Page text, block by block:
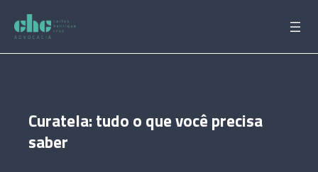
para
conteúdo
Curatela: tudo o que você precisa
saber